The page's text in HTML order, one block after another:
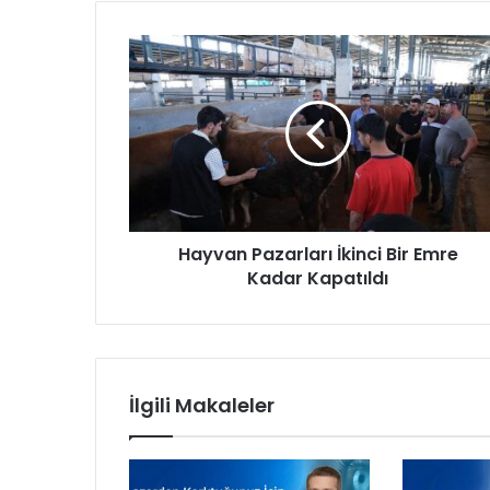
H
a
y
v
a
z
a
İ
k
i
n
Hayvan Pazarları İkinci Bir Emre
Kadar Kapatıldı
İlgili Makaleler